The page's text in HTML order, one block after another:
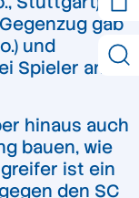
gab
und
Spieler an
hinaus auch
bauen, wie
ist ein
den SC